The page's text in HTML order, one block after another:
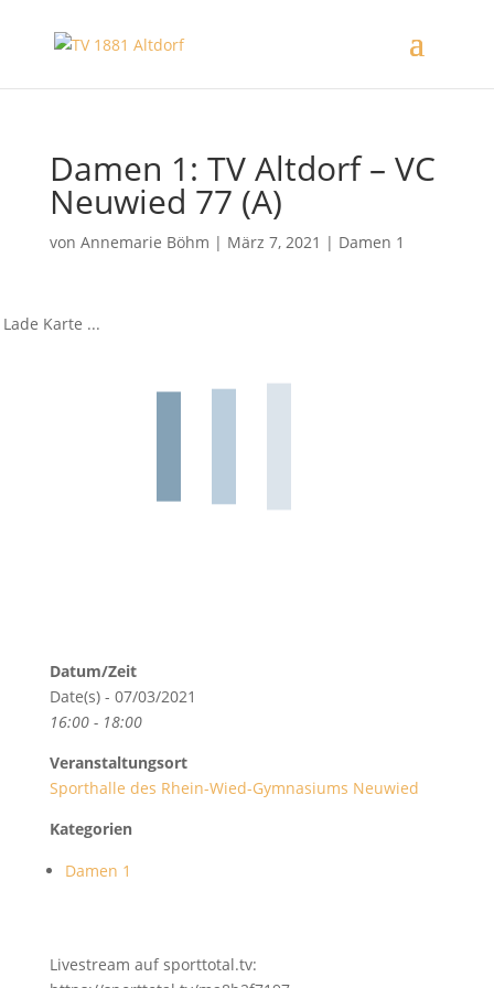
Damen 1: TV Altdorf – VC
Neuwied 77 (A)
von Annemarie Böhm | März 7, 2021 | Damen 1
Lade Karte ...
Datum/Zeit
Date(s) - 07/03/2021
16:00 - 18:00
Veranstaltungsort
Sporthalle des Rhein-Wied-Gymnasiums Neuwied
Kategorien
Damen 1
Livestream auf sporttotal.tv: